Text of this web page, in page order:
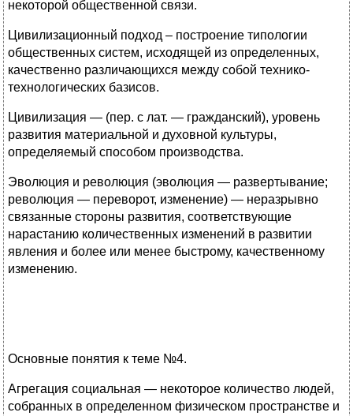
некоторой общественной связи.
Цивилизационный подход – построение типологии
общественных систем, исходящей из определенных,
качественно различающихся между собой технико-
технологических базисов.
Цивилизация — (пер. с лат. — гражданский), уровень
развития материальной и духовной культуры,
определяемый способом производства.
Эволюция и революция (эволюция — развертывание;
революция — переворот, изменение) — неразрывно
связанные стороны развития, соответствующие
нарастанию количественных изменений в развитии
явления и более или менее быстрому, качественному
изменению.
Основные понятия к теме №4.
Агрегация социальная — некоторое количество людей,
собранных в определенном физическом пространстве и